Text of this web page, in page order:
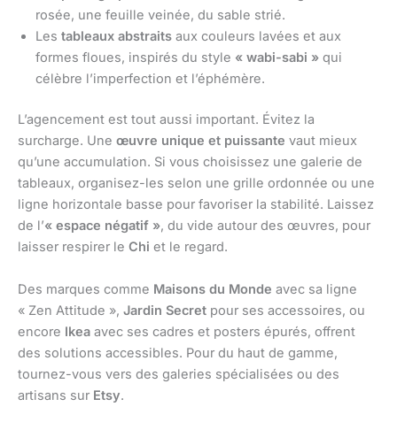
rosée, une feuille veinée, du sable strié.
Les tableaux abstraits aux couleurs lavées et aux
formes floues, inspirés du style « wabi-sabi » qui
célèbre l’imperfection et l’éphémère.
L’agencement est tout aussi important. Évitez la
surcharge. Une œuvre unique et puissante vaut mieux
qu’une accumulation. Si vous choisissez une galerie de
tableaux, organisez-les selon une grille ordonnée ou une
ligne horizontale basse pour favoriser la stabilité. Laissez
de l’« espace négatif », du vide autour des œuvres, pour
laisser respirer le Chi et le regard.
Des marques comme Maisons du Monde avec sa ligne
« Zen Attitude », Jardin Secret pour ses accessoires, ou
encore Ikea avec ses cadres et posters épurés, offrent
des solutions accessibles. Pour du haut de gamme,
tournez-vous vers des galeries spécialisées ou des
artisans sur Etsy.